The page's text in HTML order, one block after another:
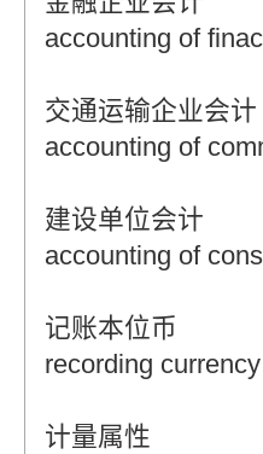
accounting of
交通运输企业会计
accounting of
建设单位会计
accounting of
记账本位币
recording currency
计量属性